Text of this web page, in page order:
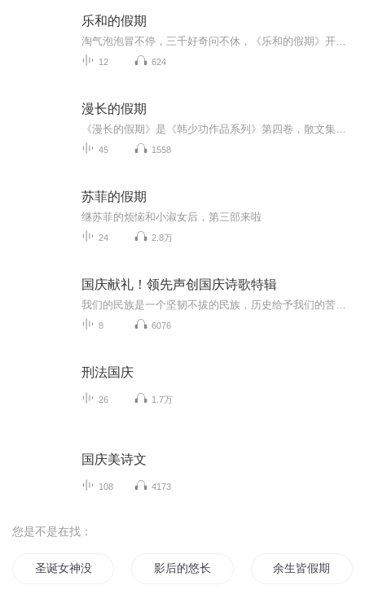
乐和的假期
12 624
漫长的假期
45 1558
苏菲的假期
继苏菲的烦恼和小淑女后，第三部来啦
24 2.8万
国庆献礼！领先声创国庆诗歌特辑
8 6076
刑法国庆
26 1.7万
国庆美诗文
108 4173
您是不是在找：
圣诞女神没有假期 影后的悠长假期 余生皆假期